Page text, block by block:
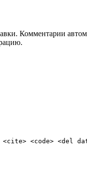
Комментарии
<code> <del